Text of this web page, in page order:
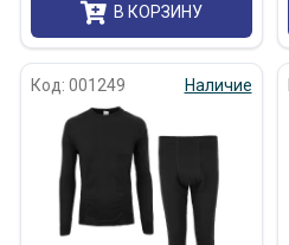
В КОРЗИНУ
Код: 001249 Наличие